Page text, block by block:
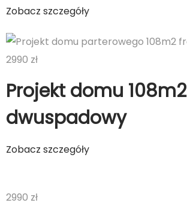
Zobacz szczegóły
2990 zł
Projekt domu 108m2
dwuspadowy
Zobacz szczegóły
2990 zł